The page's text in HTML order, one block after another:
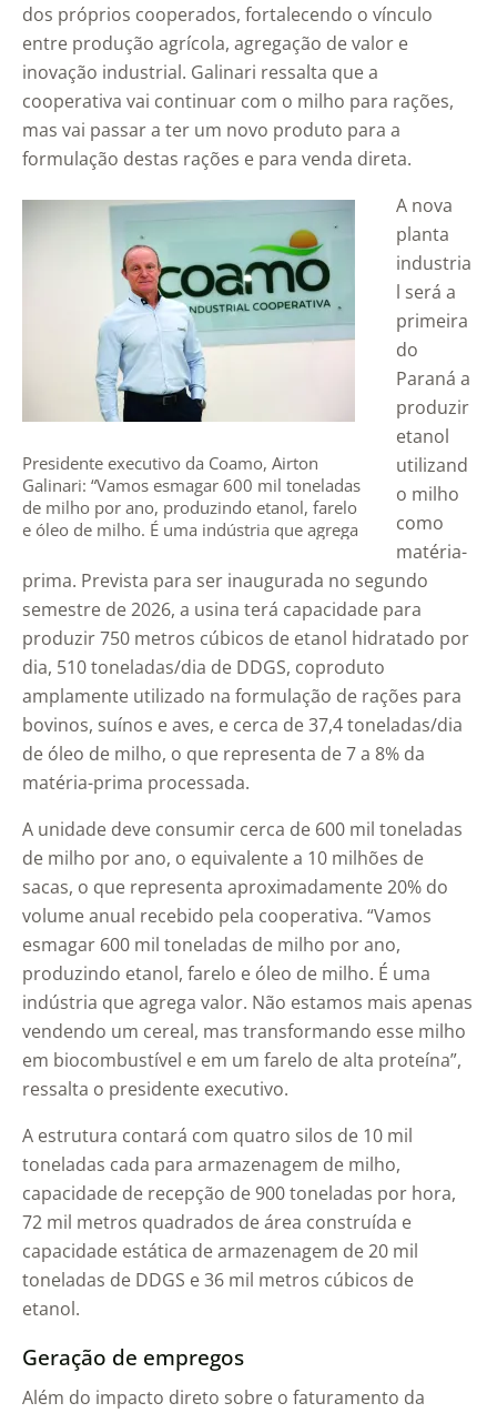
dos próprios cooperados, fortalecendo o vínculo
entre produção agrícola, agregação de valor e
inovação industrial. Galinari ressalta que a
cooperativa vai continuar com o milho para rações,
mas vai passar a ter um novo produto para a
formulação destas rações e para venda direta.
Presidente executivo da Coamo, Airton
Galinari: “Vamos esmagar 600 mil toneladas
de milho por ano, produzindo etanol, farelo
e óleo de milho. É uma indústria que agrega
A nova
planta
industria
l será a
primeira
do
Paraná a
produzir
etanol
utilizand
o milho
como
matéria-
prima. Prevista para ser inaugurada no segundo
semestre de 2026, a usina terá capacidade para
produzir 750 metros cúbicos de etanol hidratado por
dia, 510 toneladas/dia de DDGS, coproduto
amplamente utilizado na formulação de rações para
bovinos, suínos e aves, e cerca de 37,4 toneladas/dia
de óleo de milho, o que representa de 7 a 8% da
matéria-prima processada.
A unidade deve consumir cerca de 600 mil toneladas
de milho por ano, o equivalente a 10 milhões de
sacas, o que representa aproximadamente 20% do
volume anual recebido pela cooperativa. “Vamos
esmagar 600 mil toneladas de milho por ano,
produzindo etanol, farelo e óleo de milho. É uma
indústria que agrega valor. Não estamos mais apenas
vendendo um cereal, mas transformando esse milho
em biocombustível e em um farelo de alta proteína”,
ressalta o presidente executivo.
A estrutura contará com quatro silos de 10 mil
toneladas cada para armazenagem de milho,
capacidade de recepção de 900 toneladas por hora,
72 mil metros quadrados de área construída e
capacidade estática de armazenagem de 20 mil
toneladas de DDGS e 36 mil metros cúbicos de
etanol.
Geração de empregos
Além do impacto direto sobre o faturamento da